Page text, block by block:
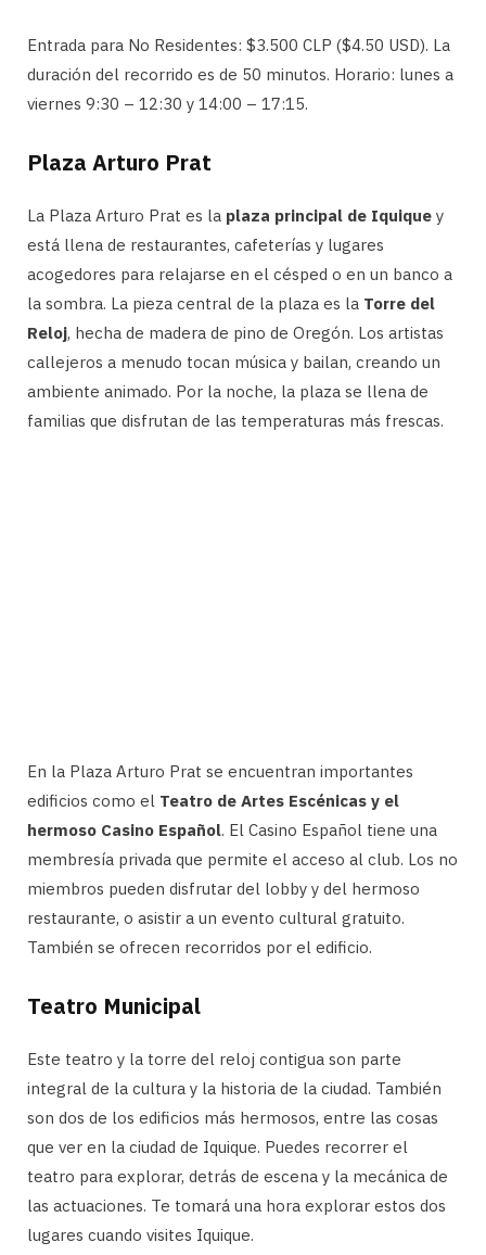
Entrada para No Residentes: $3.500 CLP ($4.50 USD). La
duración del recorrido es de 50 minutos. Horario: lunes a
viernes 9:30 – 12:30 y 14:00 – 17:15.
Plaza Arturo Prat
La Plaza Arturo Prat es la plaza principal de Iquique y
está llena de restaurantes, cafeterías y lugares
acogedores para relajarse en el césped o en un banco a
la sombra. La pieza central de la plaza es la Torre del
Reloj, hecha de madera de pino de Oregón. Los artistas
callejeros a menudo tocan música y bailan, creando un
ambiente animado. Por la noche, la plaza se llena de
familias que disfrutan de las temperaturas más frescas.
En la Plaza Arturo Prat se encuentran importantes
edificios como el Teatro de Artes Escénicas y el
hermoso Casino Español. El Casino Español tiene una
membresía privada que permite el acceso al club. Los no
miembros pueden disfrutar del lobby y del hermoso
restaurante, o asistir a un evento cultural gratuito.
También se ofrecen recorridos por el edificio.
Teatro Municipal
Este teatro y la torre del reloj contigua son parte
integral de la cultura y la historia de la ciudad. También
son dos de los edificios más hermosos, entre las cosas
que ver en la ciudad de Iquique. Puedes recorrer el
teatro para explorar, detrás de escena y la mecánica de
las actuaciones. Te tomará una hora explorar estos dos
lugares cuando visites Iquique.